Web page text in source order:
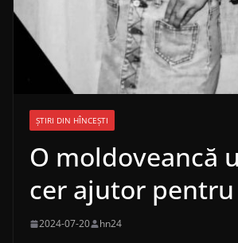
ȘTIRI DIN HÎNCEȘTI
O moldoveancă
cer ajutor
2024-07-20 hn24